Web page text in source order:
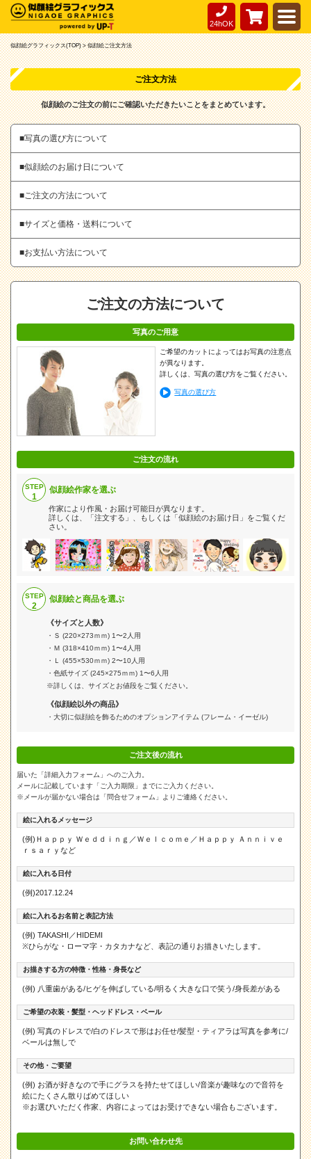
24hOK
似顔絵グラフィックス(TOP) >似顔絵ご注文方法
ご注文方法
似顔絵のご注文の前にご確認いただきたいことをまとめています。
■写真の選び方について
■似顔絵のお届け日について
■ご注文の方法について
■サイズと価格・送料について
■お支払い方法について
ご注文の方法について
写真のご用意
ご希望のカットによってはお写真の注意点
が異なります。
詳しくは、写真の選び方をご覧ください。
写真の選び方
ご注文の流れ
STEP
1
似顔絵作家を選ぶ
作家により作風・お届け可能日が異なります。
詳しくは、「注文する」、もしくは「似顔絵のお届け日」をご覧くだ
さい。
STEP
2
似顔絵と商品を選ぶ
《サイズと人数》
・Ｓ (220×273ｍｍ) 1〜2人用
・Ｍ (318×410ｍｍ) 1〜4人用
・Ｌ (455×530ｍｍ) 2〜10人用
・色紙サイズ (245×275ｍｍ) 1〜6人用
※詳しくは、サイズとお値段をご覧ください。
《似顔絵以外の商品》
・大切に似顔絵を飾るためのオプションアイテム (フレーム・イーゼル)
ご注文後の流れ
届いた「詳細入力フォーム」へのご入力。
メールに記載しています「ご入力期限」までにご入力ください。
※メールが届かない場合は「問合せフォーム」よりご連絡ください。
絵に入れるメッセージ
(例)Ｈａｐｐｙ Ｗｅｄｄｉｎｇ／Ｗｅｌｃｏｍｅ／Ｈａｐｐｙ Ａｎｎｉｖｅ
ｒｓａｒｙなど
絵に入れる日付
(例)2017.12.24
絵に入れるお名前と表記方法
(例) TAKASHI／HIDEMI
※ひらがな・ローマ字・カタカナなど、表記の通りお描きいたします。
お描きする方の特徴・性格・身長など
(例) 八重歯がある/ヒゲを伸ばしている/明るく大きな口で笑う/身長差がある
ご希望の衣装・髪型・ヘッドドレス・ベール
(例) 写真のドレスで/白のドレスで形はお任せ/髪型・ティアラは写真を参考に/
ベールは無しで
その他・ご要望
(例) お酒が好きなので手にグラスを持たせてほしい/音楽が趣味なので音符を
絵にたくさん散りばめてほしい
※お選びいただく作家、内容によってはお受けできない場合もございます。
お問い合わせ先